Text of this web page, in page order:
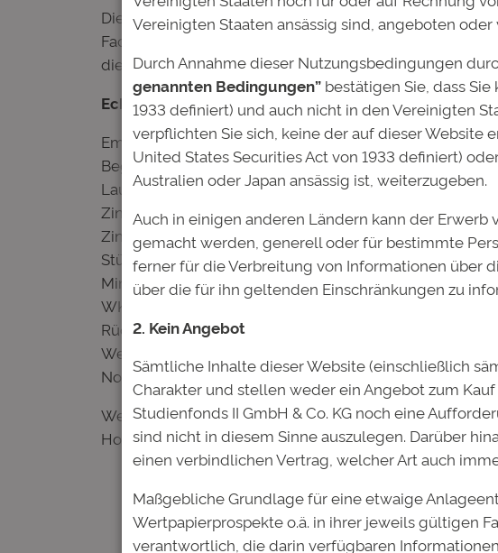
Die Deutsche Bildung verfügt über einen erfolgreichen
Fachrichtungen an staatlich anerkannten
die Rückzahlung bereits vollständig abgeschlossen.
Eckdaten zur Anleihe
Emissionsvolumen: bis zu 10 Millionen Euro, erste
Beginn Zeichnungsfrist: 28. Juni 2017
Laufzeit: 10 Jahre
Zins (Kupon): 4,0 Prozent p.a.
Zinszahlung: jährlich, erstmals am 13.07.2018
Stückelung: 1.000 Euro
Mindestzeichnungssumme: 5.000 Euro
WKN | ISIN: A2E4PH | DE000A2E4PH3
Rückzahlungskurs: 100 Prozent des Nominalbetrages
Wertpapierart: Inhaberschuldverschreibung
Notierung: Börse Frankfurt, Open Market
Weitere Informationen und der von der Bundesanstalt
Homepage des Studienfonds unterwww.deutsche-
Vereinigten Staaten ansässig sind, angeboten
Durch Annahme dieser Nutzungsbedingungen
genannten Bedingungen”bestätigen Sie, dass Sie
1933 definiert) und auch nicht in den Vereinigten
verpflichten Sie sich, keine der auf dieser Website
United States Securities Act von 1933 definiert)
Australien oder Japan ansässig ist, weiterzugeben.
Auch in einigen anderen Ländern kann der
gemacht werden, generell oder für bestimmte
ferner für die Verbreitung von Informationen über
über die für ihn geltenden Einschränkungen zu
2. Kein Angebot
Sämtliche Inhalte dieser Website (einschließlich
Charakter und stellen weder ein Angebot zum
Studienfonds II GmbH & Co. KG noch eine
sind nicht in diesem Sinne auszulegen. Darüber
einen verbindlichen Vertrag, welcher Art auch
Maßgebliche Grundlage für eine etwaige
Wertpapierprospekte o.ä. in ihrer jeweils gültigen
verantwortlich, die darin verfügbaren